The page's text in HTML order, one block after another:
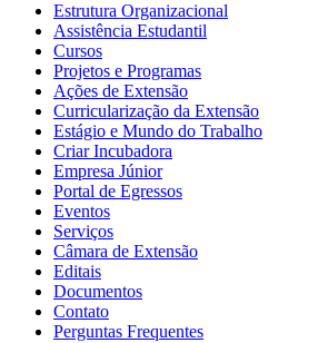
Estrutura Organizacional
Assistência Estudantil
Cursos
Projetos e Programas
Ações de Extensão
Curricularização da Extensão
Estágio e Mundo do Trabalho
Criar Incubadora
Empresa Júnior
Portal de Egressos
Eventos
Serviços
Câmara de Extensão
Editais
Documentos
Contato
Perguntas Frequentes